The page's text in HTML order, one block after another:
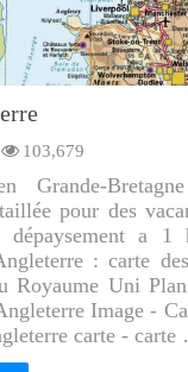
103,679
Grande-
pour des
dépaysement a 1
: carte
Royaume Uni
Image -
carte -